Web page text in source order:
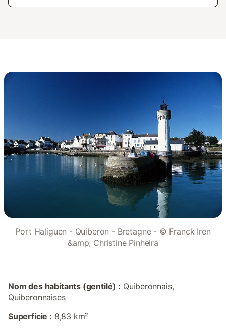
Port Haliguen - Quiberon - Bretagne - © Franck Iren
&amp; Christine Pinheira
Nom des habitants (gentilé) : Quiberonnais,
Quiberonnaises
Superficie : 8,83 km²